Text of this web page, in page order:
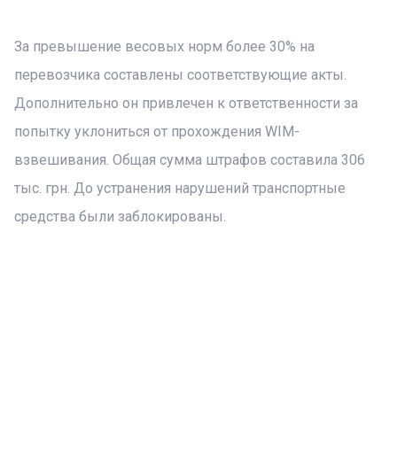
За превышение весовых норм более 30% на
перевозчика составлены соответствующие акты.
Дополнительно он привлечен к ответственности за
попытку уклониться от прохождения WIM-
взвешивания. Общая сумма штрафов составила 306
тыс. грн. До устранения нарушений транспортные
средства были заблокированы.